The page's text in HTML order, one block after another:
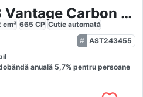
Aston Martin V8 Vantage Carbon Fibre Performance Seat
cm³ 665 CP Cutie automată
AST243455
anuală 5,7% pentru persoane